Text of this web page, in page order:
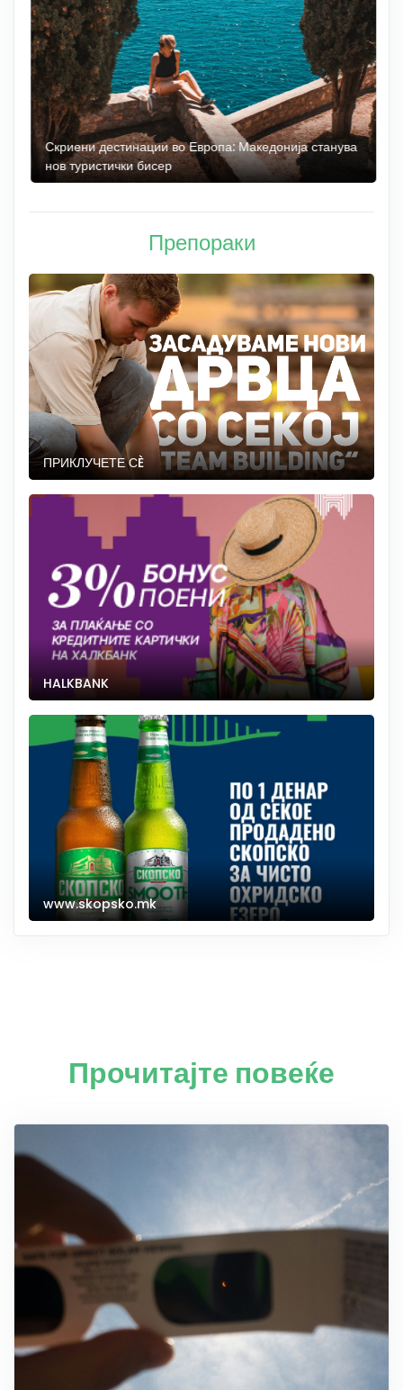
Скриени дестинации во Европа: Македонија станува
нов туристички бисер
Препораки
ПРИКЛУЧЕТЕ СÈ
HALKBANK
www.skopsko.mk
Прочитајте повеќе